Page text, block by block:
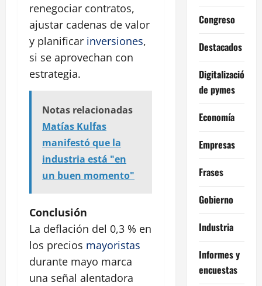
renegociar contratos,
ajustar cadenas de valor
y planificar inversiones,
si se aprovechan con
estrategia.
Notas relacionadas
Matías Kulfas
manifestó que la
industria está "en
un buen momento"
Conclusión
La deflación del 0,3 % en
los precios mayoristas
durante mayo marca
una señal alentadora
Congreso
Destacados
Digitalización
de pymes
Economía
Empresas
Frases
Gobierno
Industria
Informes y
encuestas